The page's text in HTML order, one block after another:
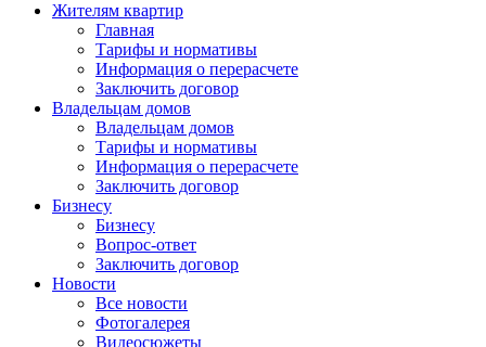
Жителям квартир
Главная
Тарифы и нормативы
Информация о перерасчете
Заключить договор
Владельцам домов
Владельцам домов
Тарифы и нормативы
Информация о перерасчете
Заключить договор
Бизнесу
Бизнесу
Вопрос-ответ
Заключить договор
Новости
Все новости
Фотогалерея
Видеосюжеты